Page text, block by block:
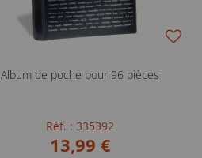
Album de poche pour 96 pièces
Réf. : 335392
13,99 €